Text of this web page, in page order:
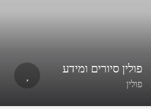
פולין סיורים ומידע
פולין